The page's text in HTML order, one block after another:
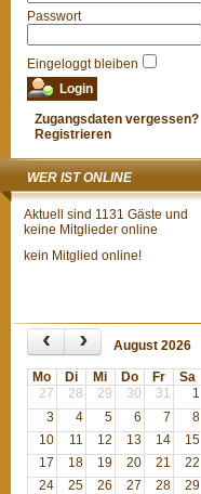
Passwort
Eingeloggt bleiben
Zugangsdaten vergessen?
Registrieren
WER IST ONLINE
Aktuell sind 1131 Gäste und
keine Mitglieder online
kein Mitglied online!
‹ › August 2026
Mo Di Mi Do Fr Sa
27
28 29 30 31 1
3
4 5 6 7 8
10
11 12 13 14 15
17
18 19 20 21 22
24
25 26 27 28 29